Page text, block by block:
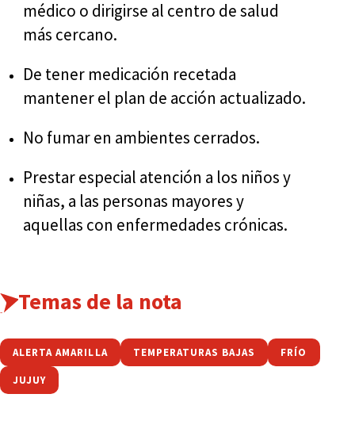
médico o dirigirse al centro de salud
más cercano.
De tener medicación recetada
mantener el plan de acción actualizado.
No fumar en ambientes cerrados.
Prestar especial atención a los niños y
niñas, a las personas mayores y
aquellas con enfermedades crónicas.
Temas de la nota
ALERTA AMARILLA TEMPERATURAS BAJAS FRÍO
JUJUY